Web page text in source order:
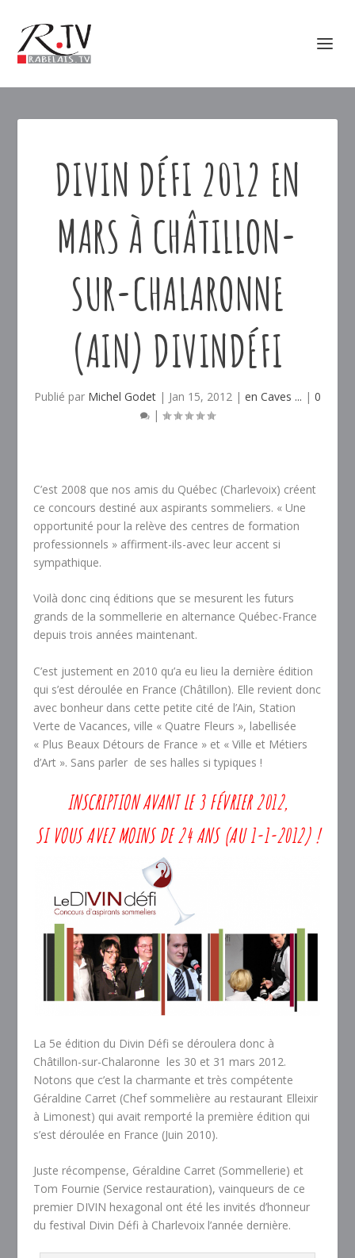
DIVIN DÉFI 2012 EN
MARS À CHÂTILLON-
SUR-CHALARONNE
(AIN) DIVINDÉFI
Publié par Michel Godet | Jan 15, 2012 | en Caves ... | 0
|
C’est 2008 que nos amis du Québec (Charlevoix) créent
ce concours destiné aux aspirants sommeliers. « Une
opportunité pour la relève des centres de formation
professionnels » affirment-ils-avec leur accent si
sympathique.
Voilà donc cinq éditions que se mesurent les futurs
grands de la sommellerie en alternance Québec-France
depuis trois années maintenant.
C’est justement en 2010 qu’a eu lieu la dernière édition
qui s’est déroulée en France (Châtillon). Elle revient donc
avec bonheur dans cette petite cité de l’Ain, Station
Verte de Vacances, ville « Quatre Fleurs », labellisée
« Plus Beaux Détours de France » et « Ville et Métiers
d’Art ». Sans parler de ses halles si typiques !
INSCRIPTION AVANT LE 3 FÉVRIER 2012,
SI VOUS AVEZ MOINS DE 24 ANS (AU 1-1-2012) !
La 5e édition du Divin Défi se déroulera donc à
Châtillon-sur-Chalaronne les 30 et 31 mars 2012.
Notons que c’est la charmante et très compétente
Géraldine Carret (Chef sommelière au restaurant Elleixir
à Limonest) qui avait remporté la première édition qui
s’est déroulée en France (Juin 2010).
Juste récompense, Géraldine Carret (Sommellerie) et
Tom Fournie (Service restauration), vainqueurs de ce
premier DIVIN hexagonal ont été les invités d’honneur
du festival Divin Défi à Charlevoix l’année dernière.